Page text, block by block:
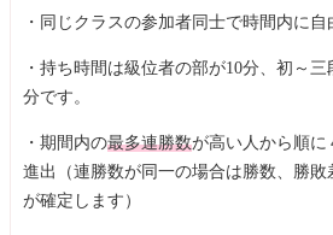
・同じクラスの参加者同士で時間内に自
・持ち時間は級位者の部が10分、初～
分です。
・期間内の最多連勝数が高い人から順に
進出（連勝数が同一の場合は勝数、勝
が確定します）